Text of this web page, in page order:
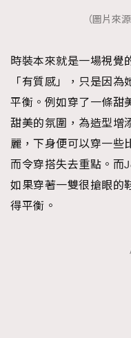
（圖片來
時裝本來就是一場視覺
「有質感」，只是因
平衡。例如穿了一條甜
甜美的氛圍，為造型增
麗，下身便可以穿一些
而令穿搭失去重點。而
如果穿著一雙很搶眼的
得平衡。